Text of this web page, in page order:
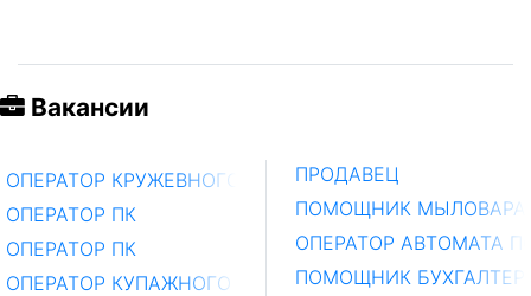
Вакансии
ОПЕРАТОР КРУЖЕВНОГО УЧАСТКА
ОПЕРАТОР ПК
ОПЕРАТОР ПК
ОПЕРАТОР КУПАЖНОГО ЦЕХА
ПРОДАВЕЦ
ПОМОЩНИК МЫЛОВАРА
ОПЕРАТОР АВТОМАТА
ПОМОЩНИК